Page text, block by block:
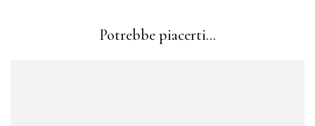
Potrebbe piacerti...